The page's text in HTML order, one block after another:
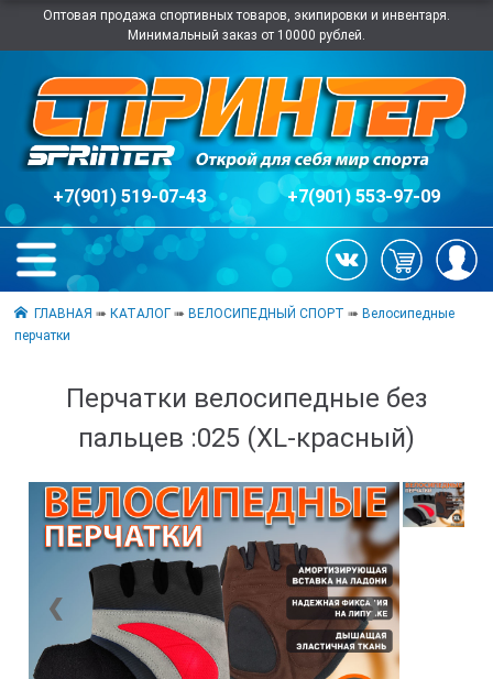
Оптовая продажа спортивных товаров, экипировки и инвентаря.
Минимальный заказ от 10000 рублей.
+7(901) 519-07-43 +7(901) 553-97-09
ГЛАВНАЯ ➠КАТАЛОГ ➠ВЕЛОСИПЕДНЫЙ СПОРТ ➠Велосипедные
перчатки
Перчатки велосипедные без
пальцев :025 (XL-красный)
❮ ❯